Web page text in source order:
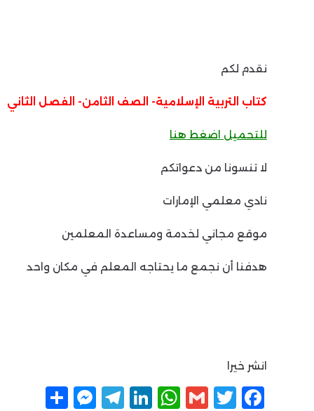
نقدم لكم
كتاب التربية الإسلامية- الصف الثامن- الفصل الثاني
للتحميل اضغط هنا
لا تنسونا من دعواتكم
نادي معلمي الإمارات
موقع مجاني لخدمة ومساعدة المعلمين
هدفنا أن نجمع ما يحتاجه المعلم في مكان واحد
انشر خيرا
F
T
G
W
Li
T
M